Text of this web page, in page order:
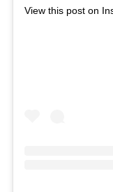
View this post on